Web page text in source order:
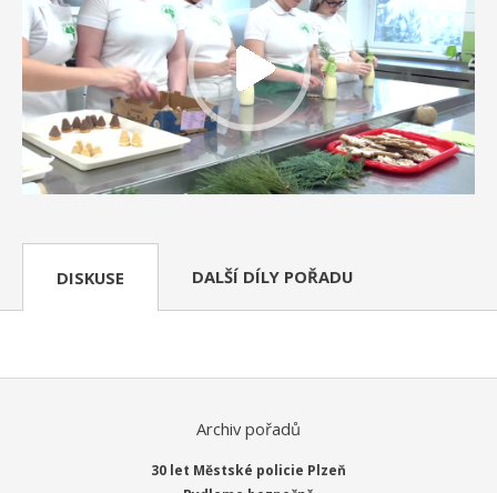
DISKUSE DALŠÍ DÍLY POŘADU
Archiv pořadů
30 let Městské policie Plzeň